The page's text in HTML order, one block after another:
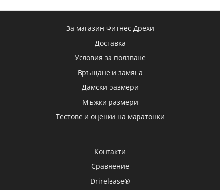
Продукта е компресионен мъжки дълъг клин за
спортисти, в тъмносин цвят..
За магазин Фитнес Дрехи
Доставка
Условия за ползване
Връщане и замяна
Дамски размери
Мъжки размери
Тестове и оценки на маратонки
Контакти
Сравнение
Drirelease®